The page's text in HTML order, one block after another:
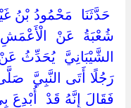
‏حَدَّثَنَا ‏ ‏مَحْمُودُ بْنُ
‏شُعْبَةُ ‏ ‏عَنْ
الشَّيْبَانِيَّ ‏ ‏يُحَدِّثُ
رَجُلًا أَتَى النَّبِيَّ
‏فَقَالَ إِنَّهُ قَدْ